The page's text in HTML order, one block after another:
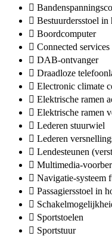
Bestuurdersstoel in
Boordcomputer
Connected services
DAB-ontvanger
Draadloze
Electronic climate
Elektrische ramen
Elektrische ramen
Lederen stuurwiel
Lederen
Lendesteunen
Multimedia-
Navigatie-systeem
Passagiersstoel in
Sportstoelen
Sportstuur